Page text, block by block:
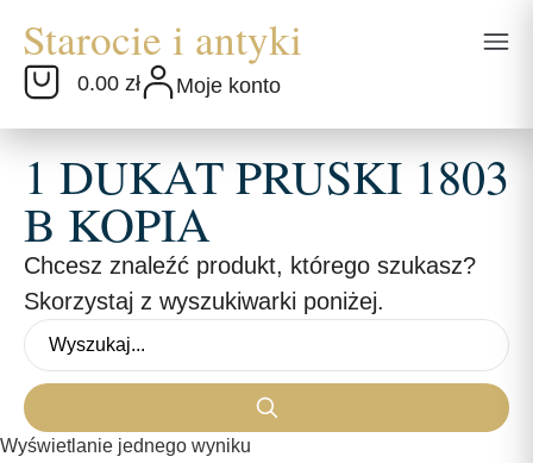
0.00 zł Moje konto
1 DUKAT PRUSKI 1803
B KOPIA
Chcesz znaleźć produkt, którego szukasz?
Skorzystaj z wyszukiwarki poniżej.
Wyświetlanie jednego wyniku